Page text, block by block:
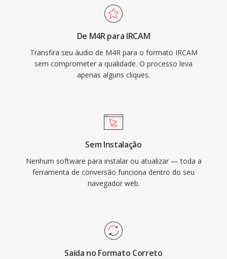
De M4R para IRCAM
Transfira seu áudio de M4R para o formato IRCAM
sem comprometer a qualidade. O processo leva
apenas alguns cliques.
Sem Instalação
Nenhum software para instalar ou atualizar — toda a
ferramenta de conversão funciona dentro do seu
navegador web.
Saída no Formato Correto